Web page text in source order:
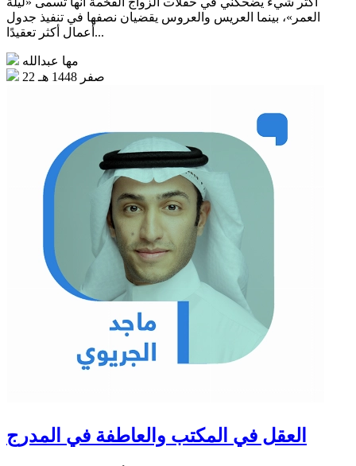
العمر»، بينما العريس والعروس يقضيان نصفها في تنفيذ جدول
أعمال أكثر تعقيدًا...
مها عبدالله
22 صفر 1448 هـ
العقل في المكتب والعاطفة في المدرج